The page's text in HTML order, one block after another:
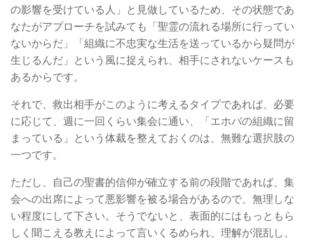
の影響を受けている人」と見做しているため、その状態であ
なたがアプローチを試みても「聖霊の流れる場所に行ってい
ないからだ」「組織に不忠実な生活を送っているから疑問が
生じるんだ」という風に捉えられ、相手にされないケースも
あるからです。
それで、救出相手がこのように考えるタイプであれば、必要
に応じて、週に一回くらい集会に通い、「エホバの組織に留
まっている」という体裁を整えておくのは、無難な選択肢の
一つです。
ただし、自己の聖書的信仰が確立する前の段階であれば、集
会への出席によって悪影響を被る場合があるので、無理しな
い程度にして下さい。そうでないと、表面的にはもっともら
しく聞こえる教えによって言いくるめられ、理解が混乱し、